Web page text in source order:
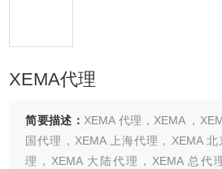
XEMA代理
简要描述： XEMA 代理，XEMA ，
国代理，XEMA 上海代理，XEMA
理，XEMA 大陆代理，XEMA 总代